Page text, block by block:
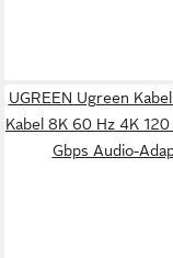
UGREEN Ugreen
Kabel 8K 60 Hz 4K
Gbps Audio-